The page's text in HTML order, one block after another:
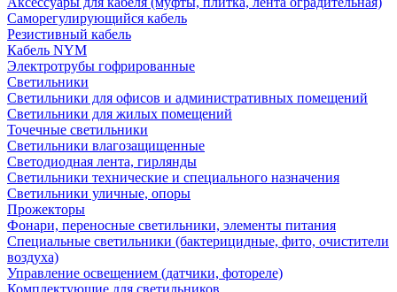
Саморегулирующийся кабель
Резистивный кабель
Кабель NYM
Электротрубы гофрированные
Светильники
Светильники для офисов и административных помещений
Светильники для жилых помещений
Точечные светильники
Светильники влагозащищенные
Светодиодная лента, гирлянды
Светильники технические и специального назначения
Светильники уличные, опоры
Прожекторы
Фонари, переносные светильники, элементы питания
Специальные светильники (бактерицидные, фито, очистители
воздуха)
Управление освещением (датчики, фотореле)
Комплектующие для светильников